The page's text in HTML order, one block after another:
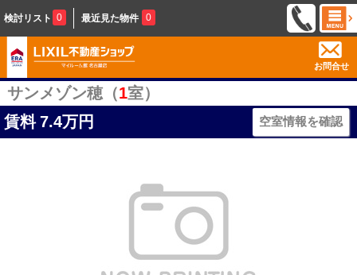
検討リスト 0 最近見た物件 0
お問合せ
サンメゾン穂（1室）
賃料 7.4万円 空室情報を確認